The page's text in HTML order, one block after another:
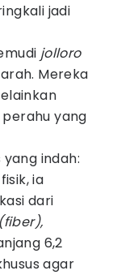
jadi
jolloro
Mereka
yang
indah:
ia
dari
(fiber),
6,2
agar